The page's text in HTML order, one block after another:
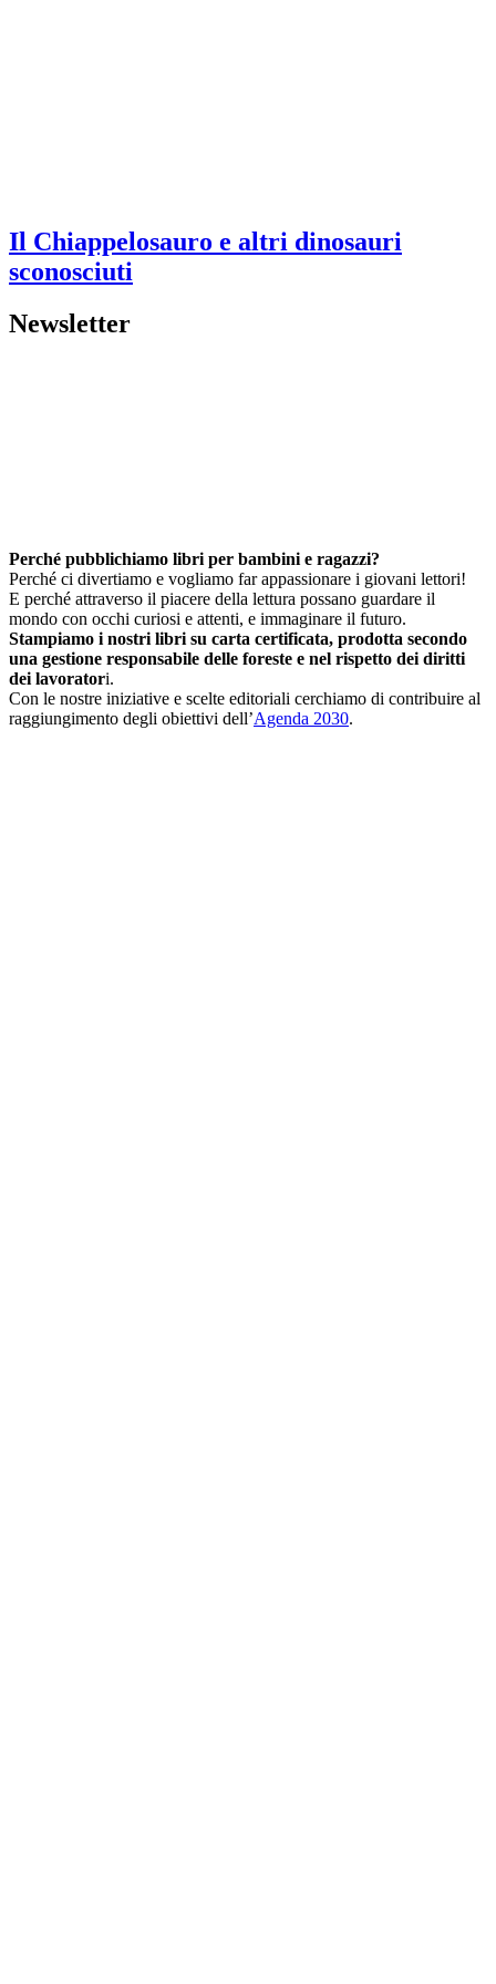
Il Chiappelosauro e altri dinosauri
sconosciuti
Newsletter
Perché pubblichiamo libri per bambini e ragazzi?
Perché ci divertiamo e vogliamo far appassionare i giovani lettori!
E perché attraverso il piacere della lettura possano guardare il
mondo con occhi curiosi e attenti, e immaginare il futuro.
Stampiamo i nostri libri su carta certificata, prodotta secondo
una gestione responsabile delle foreste e nel rispetto dei diritti
dei lavoratori.
Con le nostre iniziative e scelte editoriali cerchiamo di contribuire al
raggiungimento degli obiettivi dell’Agenda 2030.